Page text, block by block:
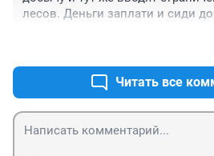
лесов. Деньги заплати и сиди
Читать все